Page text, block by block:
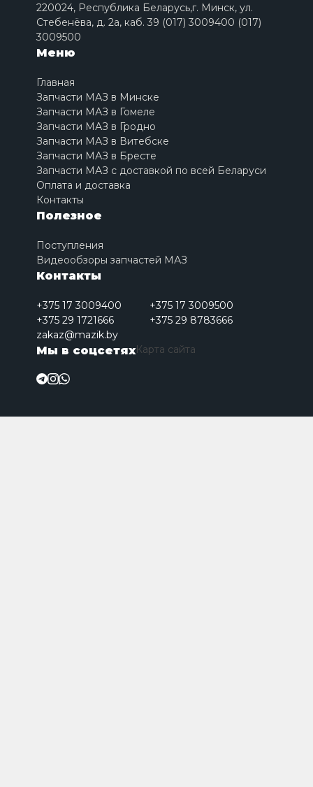
220024, Республика Беларусь,г. Минск, ул.
Стебенёва, д. 2a, каб. 39 (017) 3009400 (017)
3009500
Меню
Главная
Запчасти МАЗ в Минске
Запчасти МАЗ в Гомеле
Запчасти МАЗ в Гродно
Запчасти МАЗ в Витебске
Запчасти МАЗ в Бресте
Запчасти МАЗ с доставкой по всей Беларуси
Оплата и доставка
Контакты
Полезное
Поступления
Видеообзоры запчастей МАЗ
Контакты
+375 17 3009400
+375 17 3009500
+375 29 1721666
+375 29 8783666
zakaz@mazik.by
Мы в соцсетяхКарта сайта